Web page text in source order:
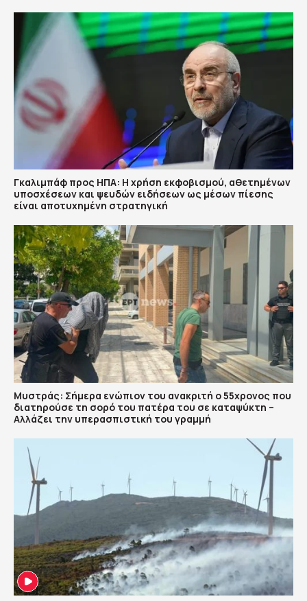
Γκαλιμπάφ προς ΗΠΑ: Η χρήση εκφοβισμού, αθετημένων
υποσχέσεων και ψευδών ειδήσεων ως μέσων πίεσης
είναι αποτυχημένη στρατηγική
Μυστράς: Σήμερα ενώπιον του ανακριτή ο 55χρονος που
διατηρούσε τη σορό του πατέρα του σε καταψύκτη –
Αλλάζει την υπερασπιστική του γραμμή